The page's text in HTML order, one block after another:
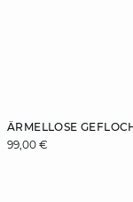
ÄRMELLOSE
99,00 €